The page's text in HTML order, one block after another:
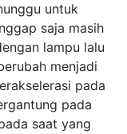
untuk
saja masih
lampu lalu
menjadi
pada
pada
saat yang